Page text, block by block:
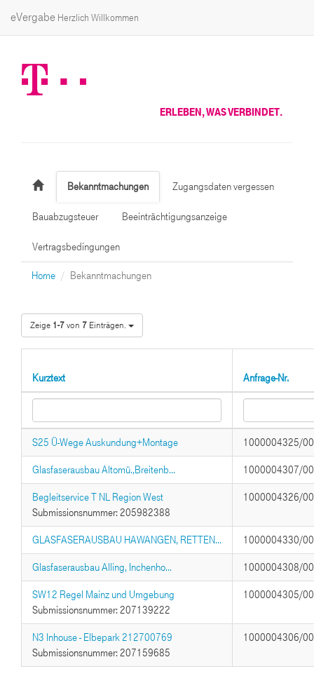
eVergabe Herzlich Willkommen
ERLEBEN, WAS VERBINDET.
Bekanntmachungen Zugangsdaten vergessen
Bauabzugsteuer Beeinträchtigungsanzeige
Vertragsbedingungen
Home Bekanntmachungen
Zeige 1-7von 7 Einträgen.
Kurztext Anfrage-Nr.
S25 Ü-Wege Auskundung+Montage 1000004325/
Glasfaserausbau Altomü.,Breitenb... 1000004307/
Begleitservice T NL Region West
Submissionsnummer: 205982388
1000004326/
GLASFASERAUSBAU HAWANGEN, RETTEN... 1000004330/
Glasfaserausbau Alling, Inchenho... 1000004308/
SW12 Regel Mainz und Umgebung
Submissionsnummer: 207139222
1000004305/
N3 Inhouse - Elbepark 212700769
Submissionsnummer: 207159685
1000004306/